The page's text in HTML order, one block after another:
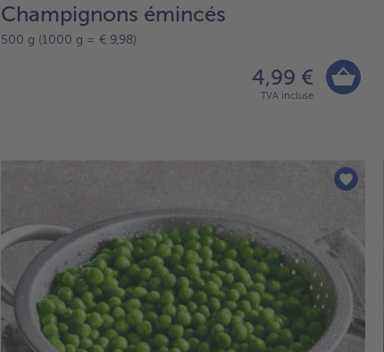
Champignons émincés
500 g (1000 g = € 9,98)
4,99 €
TVA incluse